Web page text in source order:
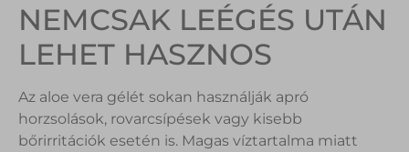
NEMCSAK LEÉGÉS UTÁN
LEHET HASZNOS
Az aloe vera gélét sokan használják apró
horzsolások, rovarcsípések vagy kisebb
bőrirritációk esetén is. Magas víztartalma miatt